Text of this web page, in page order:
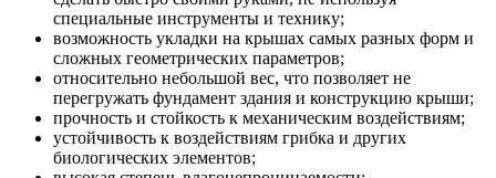
специальные инструменты и технику;
возможность укладки на крышах самых разных форм и
сложных геометрических параметров;
относительно небольшой вес, что позволяет не
перегружать фундамент здания и конструкцию крыши;
прочность и стойкость к механическим воздействиям;
устойчивость к воздействиям грибка и других
биологических элементов;